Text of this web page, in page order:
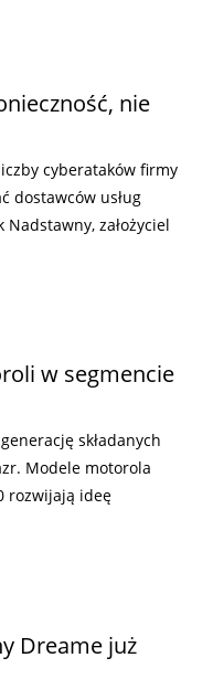
nie
cyberataków firmy
dostawców usług
założyciel
w segmencie
składanych
Modele motorola
rozwijają ideę
Dreame już